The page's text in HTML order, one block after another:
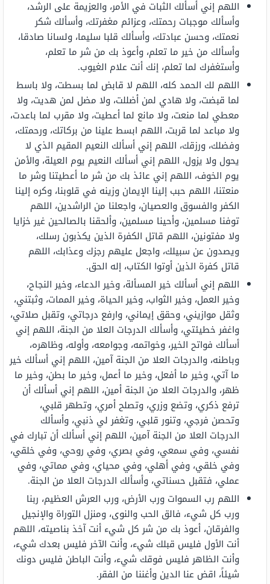
اللهم إني أسألك الثبات في الأمر، والعزيمة على الرشد،
وأسألك موجبات رحمتك، وعزائم مغفرتك، وأسألك شكر
نعمتك، وحسن عبادتك، وأسألك قلبا سليما، ولسانا صادقا،
وأسألك من خير ما تعلم، وأعوذ بك من شر ما تعلم،
وأستغفرك لما تعلم، إنك أنت علام الغيوب.
اللهم لك الحمد كله، اللهم لا قابض لما بسطت، ولا باسط
لما قبضت، ولا هادي لمن أضللت، ولا مضل لمن هديت، ولا
معطي لما منعت، ولا مانع لما أعطيت، ولا مقرب لما باعدت،
ولا مباعد لما قربت، اللهم ابسط علينا من بركاتك، ورحمتك،
وفضلك، ورزقك، اللهم إني أسألك النعيم المقيم الذي لا
يحول ولا يزول، اللهم إني أسألك النعيم يوم العيلة، والأمن
يوم الخوف، اللهم إني عائذ بك من شر ما أعطيتنا وشر ما
منعتنا، اللهم حبب إلينا الإيمان وزينه في قلوبنا، وكره إلينا
الكفر والفسوق والعصيان، واجعلنا من الراشدين، اللهم
توفنا مسلمين، وأحينا مسلمين، وألحقنا بالصالحين غير خزايا
ولا مفتونين، اللهم قاتل الكفرة الذين يكذبون رسلك،
ويصدون عن سبيلك، واجعل عليهم رجزك وعذابك، اللهم
قاتل كفرة الذين أوتوا الكتاب، إله الحق.
اللهم إني أسألك خير المسألة، وخير الدعاء، وخير النجاح،
وخير العمل، وخير الثواب، وخير الحياة، وخير الممات، وثبتني،
وثقل موازيني، وحقق إيماني، وارفع درجاتي، وتقبل صلاتي،
واغفر خطيئتي، وأسألك الدرجات العلا من الجنة، اللهم إني
أسألك فواتح الخير، وخواتمه، وجوامعه، وأوله، وظاهره،
وباطنه، والدرجات العلا من الجنة آمين، اللهم إني أسألك خير
ما آتي، وخير ما أفعل، وخير ما أعمل، وخير ما بطن، وخير ما
ظهر، والدرجات العلا من الجنة أمين، اللهم إني أسألك أن
ترفع ذكري، وتضع وزري، وتصلح أمري، وتطهر قلبي،
وتحصن فرجي، وتنور قلبي، وتغفر لي ذنبي، وأسألك
الدرجات العلا من الجنة آمين، اللهم إني أسألك أن تبارك في
نفسي، وفي سمعي، وفي بصري، وفي روحي، وفي خلقي،
وفي خلقي، وفي أهلي، وفي محياي، وفي مماتي، وفي
عملي، فتقبل حسناتي، وأسألك الدرجات العلا من الجنة.
اللهم رب السموات ورب الأرض، ورب العرش العظيم، ربنا
ورب كل شيء، فالق الحب والنوى، ومنزل التوراة والإنجيل
والفرقان، أعوذ بك من شر كل شيء أنت آخذ بناصيته، اللهم
أنت الأول فليس قبلك شيء، وأنت الآخر فليس بعدك شيء،
وأنت الظاهر فليس فوقك شيء، وأنت الباطن فليس دونك
شيئاً، اقض عنا الدين وأغننا من الفقر.